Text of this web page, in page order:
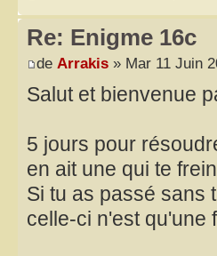
Re: Enigme 16c
de Arrakis » Mar 11 Juin
Salut et bienvenue
5 jours pour
en ait une qui te
Si tu as passé sans
celle-ci n'est qu'une